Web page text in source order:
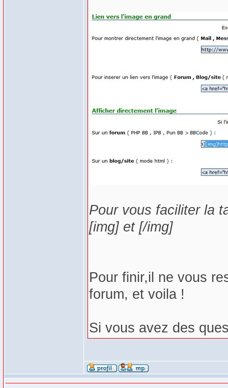
Pour vous faciliter la
[img] et [/img]
Pour finir,il ne vous
forum, et voila !
Si vous avez des